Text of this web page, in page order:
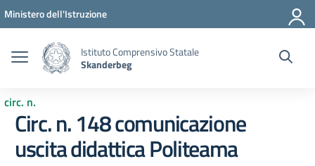
Vai ai contenuti
Vai al menu di navigazione
Vai al footer
Ministero dell'Istruzione
Istituto Comprensivo Statale
Skanderbeg
circ. n.
Circ. n. 148 comunicazione
uscita didattica Politeama